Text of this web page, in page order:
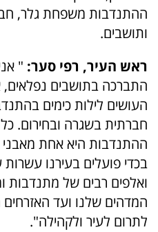
ההתנדבות משפחת גלר,
ותושבים.
ראש העיר, רפי סער: "
התברכה בתושבים
העושים לילות כימים
חברתית בשגרה ובחירום. כל
ההתנדבות היא אחת מאבני
בכדי פועלים בעירנו
ואלפים רבים של מתנדבות
המדהים שלנו ועד האזרחים
לתרום לעיר ולקהילה".